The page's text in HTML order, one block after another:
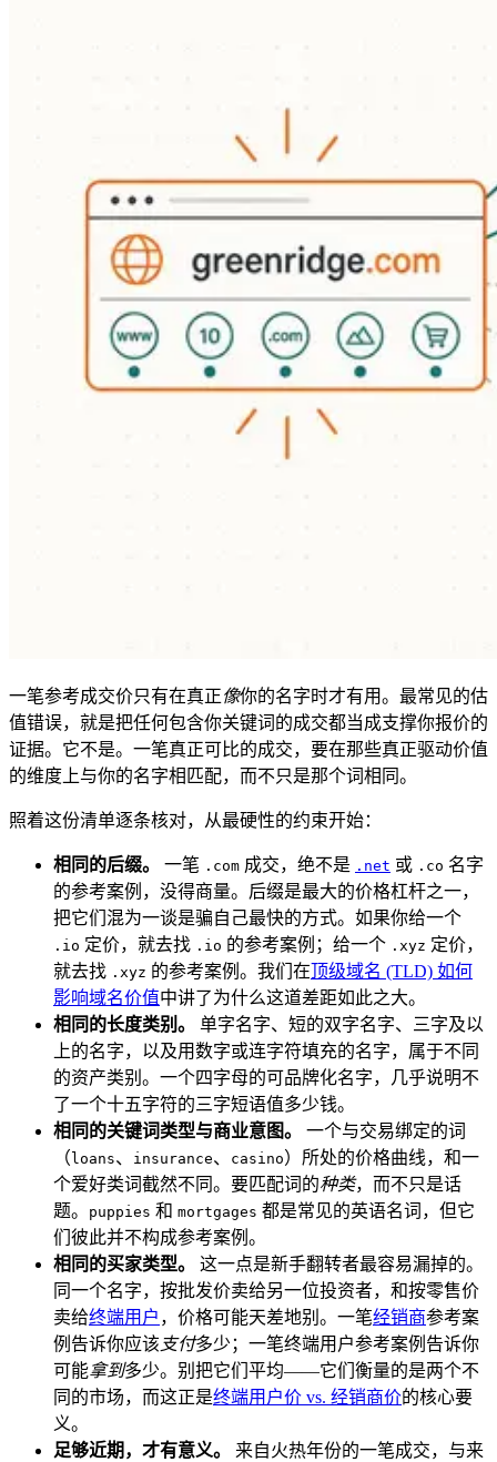
一笔参考成交价只有在真正像你的名字时才有用。最常见的估
值错误，就是把任何包含你关键词的成交都当成支撑你报价的
证据。它不是。一笔真正可比的成交，要在那些真正驱动价值
的维度上与你的名字相匹配，而不只是那个词相同。
照着这份清单逐条核对，从最硬性的约束开始：
相同的后缀。 一笔 .com 成交，绝不是 .net 或 .co 名字
的参考案例，没得商量。后缀是最大的价格杠杆之一，
把它们混为一谈是骗自己最快的方式。如果你给一个
.io 定价，就去找 .io 的参考案例；给一个 .xyz 定价，
就去找 .xyz 的参考案例。我们在顶级域名 (TLD) 如何
影响域名价值中讲了为什么这道差距如此之大。
相同的长度类别。
单字名字、短的双字名字、三字及以
上的名字，以及用数字或连字符填充的名字，属于不同
的资产类别。一个四字母的可品牌化名字，几乎说明不
了一个十五字符的三字短语值多少钱。
相同的关键词类型与商业意图。
一个与交易绑定的词
（ loans、 insurance、 casino）所处的价格曲线，和一
个爱好类词截然不同。要匹配词的种类，而不只是话
题。
puppies 和 mortgages 都是常见的英语名词，但它
们彼此并不构成参考案例。
相同的买家类型。
这一点是新手翻转者最容易漏掉的。
同一个名字，按批发价卖给另一位投资者，和按零售价
卖给终端用户 ，价格可能天差地别。一笔经销商参考案
例告诉你应该 支付多少；一笔终端用户参考案例告诉你
可能拿到多少。别把它们平均——它们衡量的是两个不
同的市场，而这正是终端用户价 vs. 经销商价的核心要
义。
足够近期，才有意义。
来自火热年份的一笔成交，与来